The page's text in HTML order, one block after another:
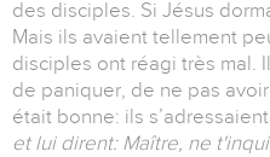
des disciples. Si Jésus
Mais ils avaient tellement
disciples ont réagi très mal.
de paniquer, de ne pas
était bonne: ils
et lui dirent: Maître, ne